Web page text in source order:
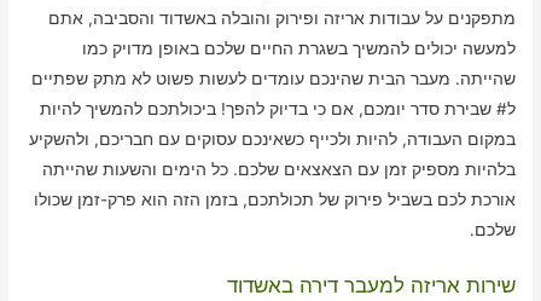
מתפקנים על עבודות אריזה ופירוק והובלה באשדוד והסביבה, אתם
למעשה יכולים להמשיך בשגרת החיים שלכם באופן מדויק כמו
שהייתה. מעבר הבית שהינכם עומדים לעשות פשוט לא מתק שפתיים
ל# שבירת סדר יומכם, אם כי בדיוק להפך! ביכולתכם להמשיך להיות
במקום העבודה, להיות ולכייף כשאינכם עסוקים עם חבריכם, ולהשקיע
בלהיות מספיק זמן עם הצאצאים שלכם. כל הימים והשעות שהייתה
אורכת לכם בשביל פירוק של תכולתכם, בזמן הזה הוא פרק-זמן שכולו
שלכם.
שירות אריזה למעבר דירה באשדוד